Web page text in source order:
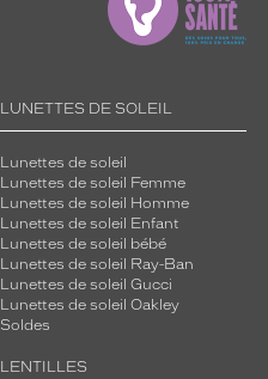
LUNETTES DE SOLEIL
Lunettes de soleil
Lunettes de soleil Femme
Lunettes de soleil Homme
Lunettes de soleil Enfant
Lunettes de soleil bébé
Lunettes de soleil Ray-Ban
Lunettes de soleil Gucci
Lunettes de soleil Oakley
Soldes
LENTILLES